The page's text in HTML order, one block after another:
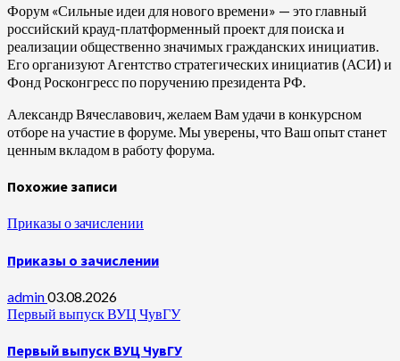
Форум «Сильные идеи для нового времени» — это главный
российский крауд-платформенный проект для поиска и
реализации общественно значимых гражданских инициатив.
Его организуют Агентство стратегических инициатив (АСИ) и
Фонд Росконгресс по поручению президента РФ.
Александр Вячеславович, желаем Вам удачи в конкурсном
отборе на участие в форуме. Мы уверены, что Ваш опыт станет
ценным вкладом в работу форума.
Похожие записи
Приказы о зачислении
Приказы о зачислении
admin03.08.2026
Первый выпуск ВУЦ ЧувГУ
Первый выпуск ВУЦ ЧувГУ